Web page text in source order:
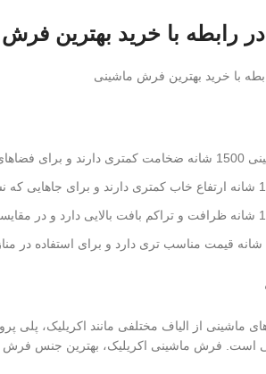
رابطه با خرید بهترین
نشیمن مناسب است.
ماشینی از الیاف مختلفی مانند اکریلیک، پلی
است. فرش ماشینی اکریلیک، بهترین جنس